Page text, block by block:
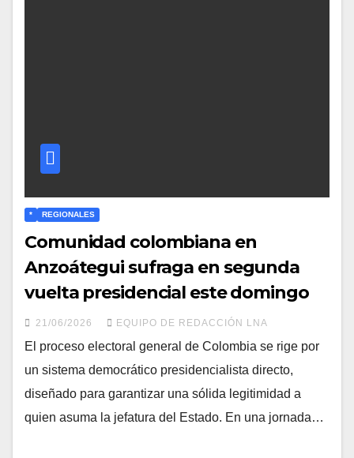
* REGIONALES
Comunidad colombiana en
Anzoátegui sufraga en segunda
vuelta presidencial este domingo
21/06/2026 EQUIPO DE REDACCIÓN LNA
​El proceso electoral general de Colombia se rige por
un sistema democrático presidencialista directo,
diseñado para garantizar una sólida legitimidad a
quien asuma la jefatura del Estado. En una jornada…